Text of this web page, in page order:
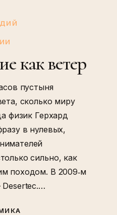
как ветер
пустыня
сколько миру
физик Герхард
в нулевых,
сильно, как
походом. В 2009‑м